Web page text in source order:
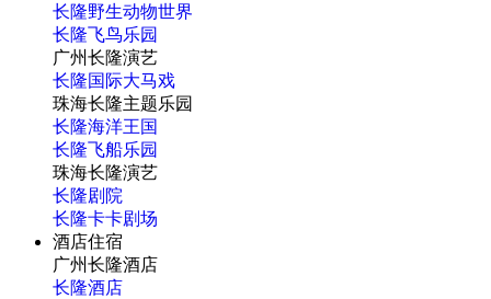
长隆野生动物世界
长隆飞鸟乐园
广州长隆演艺
长隆国际大马戏
珠海长隆主题乐园
长隆海洋王国
长隆飞船乐园
珠海长隆演艺
长隆剧院
长隆卡卡剧场
酒店住宿
广州长隆酒店
长隆酒店